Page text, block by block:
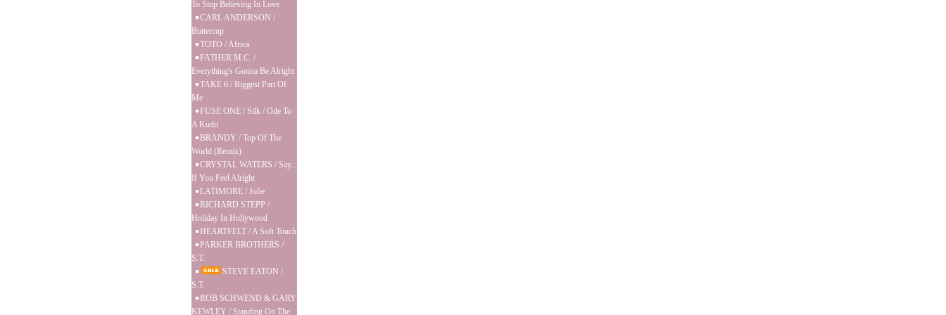
To Stop Believing In Love
CARL ANDERSON /
Buttercup
TOTO / Africa
FATHER M.C. /
Everything's Gonna Be Alright
TAKE 6 / Biggest Part Of
Me
FUSE ONE / Silk / Ode To
A Kudu
BRANDY / Top Of The
World (Remix)
CRYSTAL WATERS / Say...
If You Feel Alright
LATIMORE / Jolie
RICHARD STEPP /
Holiday In Hollywood
HEARTFELT / A Soft Touch
PARKER BROTHERS /
S.T.
STEVE EATON /
S.T.
ROB SCHWEND & GARY
KEWLEY / Standing On The